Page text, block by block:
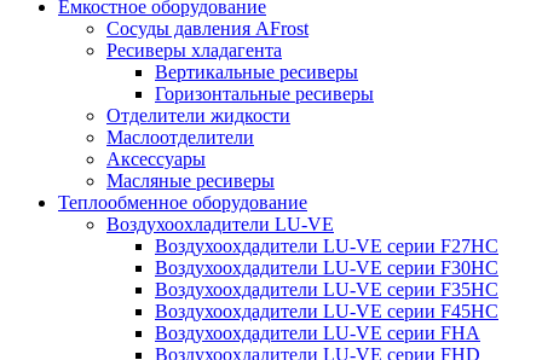
Емкостное оборудование
Сосуды давления AFrost
Ресиверы хладагента
Вертикальные ресиверы
Горизонтальные ресиверы
Отделители жидкости
Маслоотделители
Аксессуары
Масляные ресиверы
Теплообменное оборудование
Воздухоохладители LU-VE
Воздухоохдадители LU-VE серии F27HC
Воздухоохдадители LU-VE серии F30HC
Воздухоохдадители LU-VE серии F35HC
Воздухоохдадители LU-VE серии F45HC
Воздухоохдадители LU-VE серии FHA
Воздухоохдадители LU-VE серии FHD